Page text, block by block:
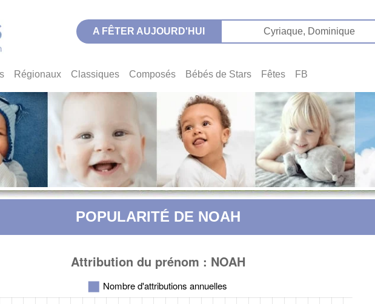
A FÊTER AUJOURD'HUI Cyriaque, Dominique
Régionaux Classiques Composés Bébés de Stars Fêtes FB
POPULARITÉ DE NOAH